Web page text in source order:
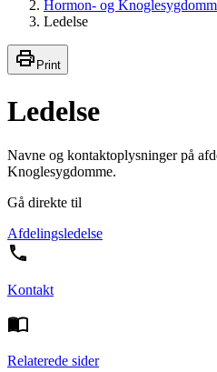
Hormon- og
Ledelse
Print
Ledelse
Navne og kontaktoplysninger på
Knoglesygdomme.
Gå direkte til
Afdelingsledelse
Kontakt
Relaterede sider